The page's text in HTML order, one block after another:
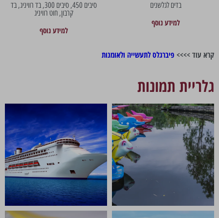
בדים לגלשנים
למידע נוסף
סיבים 450, סיבים 300, בד רוויניג, בד
קרבון, חוט רוויניג
למידע נוסף
קרא עוד>>>> פיברגלס לתעשייה ולאומנות
גלריית תמונות